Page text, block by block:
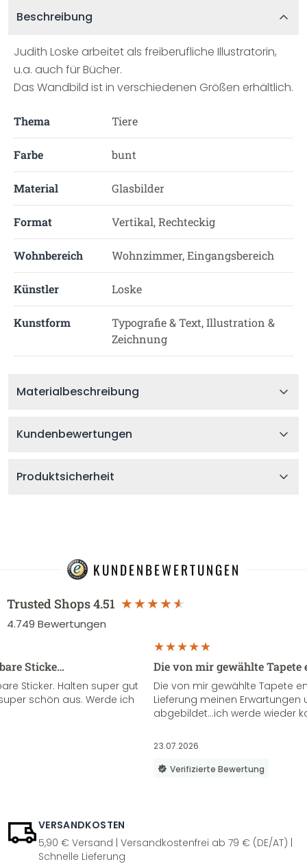
Beschreibung
Judith Loske arbeitet als freiberufliche Illustratorin,
u.a. auch für Bücher.
Das Wandbild ist in verschiedenen Größen erhältlich.
Thema Tiere
Farbe bunt
Material Glasbilder
Format Vertikal, Rechteckig
Wohnbereich Wohnzimmer, Eingangsbereich
Künstler Loske
Kunstform
Typografie & Text, Illustration &
Zeichnung
Materialbeschreibung
Kundenbewertungen
Produktsicherheit
KUNDENBEWERTUNGEN
Trusted Shops4.51
4.749 Bewertungen
Sticke…
Sticker. Halten super gut
schön aus. Werde ich
Die von mir gewählte
Die von mir gewählte Tapete
Lieferung meinen Erwartungen
abgebildet...ich werde wieder
23.07.2026
Verifizierte Bewertung
VERSANDKOSTEN
5,90 € Versand | Versandkostenfrei ab 79 € (DE/AT) |
Schnelle Lieferung